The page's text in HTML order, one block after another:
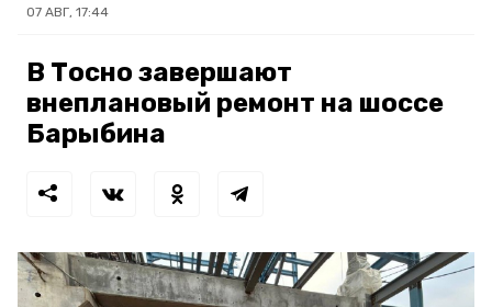
07 АВГ, 17:44
В Тосно завершают
внеплановый ремонт на шоссе
Барыбина